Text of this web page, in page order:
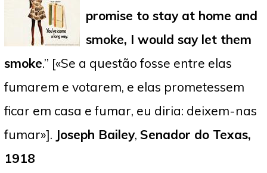
promise to stay at home and
smoke, I would say let them
smoke.” [«Se a questão fosse entre elas
fumarem e votarem, e elas prometessem
ficar em casa e fumar, eu diria: deixem-nas
fumar»]. Joseph Bailey, Senador do Texas,
1918